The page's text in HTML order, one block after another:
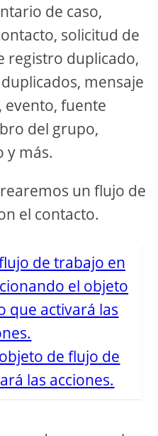
de caso,
solicitud de
registro duplicado,
mensaje
evento, fuente
del grupo,
y más.
un flujo de
el contacto.
de flujo de
las acciones.